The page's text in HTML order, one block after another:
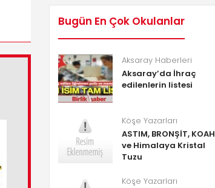
Bugün En Çok Okulanlar
Aksaray Haberleri
Aksaray’da İhraç
edilenlerin listesi
Köşe Yazarları
ASTIM, BRONŞİT, KOAH
ve Himalaya Kristal
Tuzu
Köşe Yazarları